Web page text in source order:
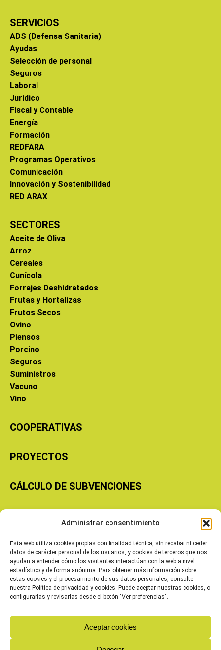
Administrar consentimiento
Esta web utiliza cookies propias con finalidad técnica, sin recabar ni ceder
datos de carácter personal de los usuarios, y cookies de terceros que nos
ayudan a entender cómo los visitantes interactúan con la web a nivel
estadístico y de forma anónima. Para obtener más información sobre
estas cookies y el procesamiento de sus datos personales, consulte
nuestra Política de privacidad y cookies. Puede aceptar nuestras cookies, o
configurarlas y revisarlas desde el botón "Ver preferencias".
Aceptar cookies
SERVICIOS
ADS (Defensa Sanitaria)
Ayudas
Selección de personal
Seguros
Laboral
Jurídico
Fiscal y Contable
Energía
Formación
REDFARA
Programas Operativos
Comunicación
Innovación y Sostenibilidad
RED ARAX
SECTORES
Aceite de Oliva
Arroz
Cereales
Cunícola
Forrajes Deshidratados
Frutas y Hortalizas
Frutos Secos
Ovino
Piensos
Porcino
Seguros
Suministros
Vacuno
Vino
COOPERATIVAS
PROYECTOS
CÁLCULO DE SUBVENCIONES